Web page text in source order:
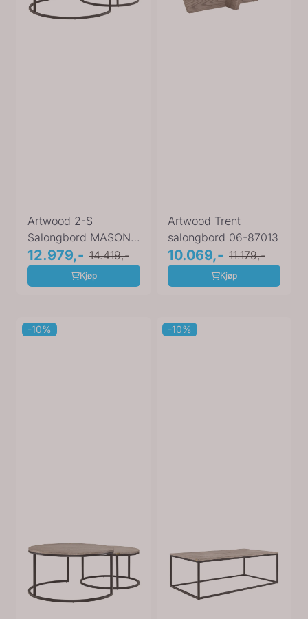
Artwood 2-S
Salongbord MASON
06-87419
12.979,- 14.419,-
Kjøp
Artwood Trent
salongbord 06-87013
10.069,- 11.179,-
Kjøp
-10% -10%